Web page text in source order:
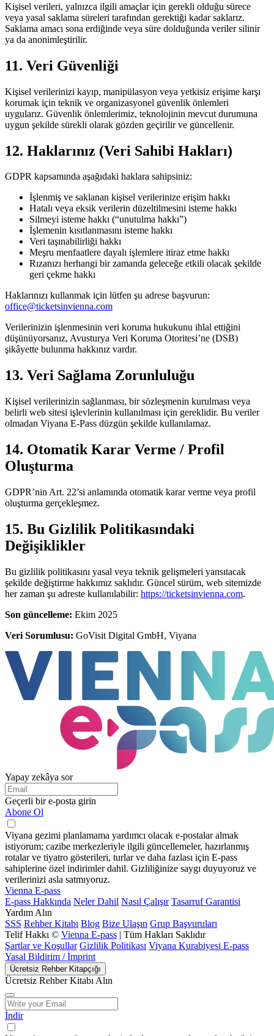
Kişisel verileri, yalnızca ilgili amaçlar için gerekli olduğu sürece
veya yasal saklama süreleri tarafından gerektiği kadar saklarız.
Saklama amacı sona erdiğinde veya süre dolduğunda veriler silinir
ya da anonimleştirilir.
11. Veri Güvenliği
Kişisel verilerinizi kayıp, manipülasyon veya yetkisiz erişime karşı
korumak için teknik ve organizasyonel güvenlik önlemleri
uygularız. Güvenlik önlemlerimiz, teknolojinin mevcut durumuna
uygun şekilde sürekli olarak gözden geçirilir ve güncellenir.
12. Haklarınız (Veri Sahibi Hakları)
GDPR kapsamında aşağıdaki haklara sahipsiniz:
İşlenmiş ve saklanan kişisel verilerinize erişim hakkı
Hatalı veya eksik verilerin düzeltilmesini isteme hakkı
Silmeyi isteme hakkı (“unutulma hakkı”)
İşlemenin kısıtlanmasını isteme hakkı
Veri taşınabilirliği hakkı
Meşru menfaatlere dayalı işlemlere itiraz etme hakkı
Rızanızı herhangi bir zamanda geleceğe etkili olacak şekilde
geri çekme hakkı
Haklarınızı kullanmak için lütfen şu adrese başvurun:
office@ticketsinvienna.com
Verilerinizin işlenmesinin veri koruma hukukunu ihlal ettiğini
düşünüyorsanız, Avusturya Veri Koruma Otoritesi’ne (DSB)
şikâyette bulunma hakkınız vardır.
13. Veri Sağlama Zorunluluğu
Kişisel verilerinizin sağlanması, bir sözleşmenin kurulması veya
belirli web sitesi işlevlerinin kullanılması için gereklidir. Bu veriler
olmadan Viyana E-Pass düzgün şekilde kullanılamaz.
14. Otomatik Karar Verme / Profil
Oluşturma
GDPR’nin Art. 22’si anlamında otomatik karar verme veya profil
oluşturma gerçekleşmez.
15. Bu Gizlilik Politikasındaki
Değişiklikler
Bu gizlilik politikasını yasal veya teknik gelişmeleri yansıtacak
şekilde değiştirme hakkımız saklıdır. Güncel sürüm, web sitemizde
her zaman şu adreste kullanılabilir: https://ticketsinvienna.com.
Son güncelleme: Ekim 2025
Veri Sorumlusu: GoVisit Digital GmbH, Viyana
Yapay zekâya sor
Geçerli bir e-posta girin
Abone Ol
Viyana gezimi planlamama yardımcı olacak e-postalar almak
istiyorum; cazibe merkezleriyle ilgili güncellemeler, hazırlanmış
rotalar ve tiyatro gösterileri, turlar ve daha fazlası için E-pass
sahiplerine özel indirimler dahil. Gizliliğinize saygı duyuyoruz ve
verilerinizi asla satmıyoruz.
Vienna E-pass
E-pass Hakkında Neler Dahil Nasıl Çalışır Tasarruf Garantisi
Yardım Alın
SSS Rehber Kitabı Blog Bize Ulaşın Grup Başvuruları
Telif Hakkı © Vienna E-pass | Tüm Hakları Saklıdır
Şartlar ve Koşullar Gizlilik Politikası Viyana Kurabiyesi E-pass
Yasal Bildirim / İmprint
Ücretsiz Rehber Kitapçığı
Ücretsiz Rehber Kitabı Alın
İndir